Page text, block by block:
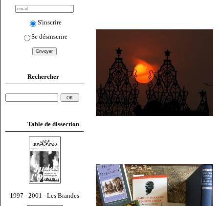
S'inscrire
Se désinscrire
Rechercher
Table de dissection
1997 - 2001 - Les Brandes